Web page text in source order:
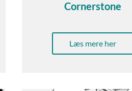
Cornerstone
Læs mere her